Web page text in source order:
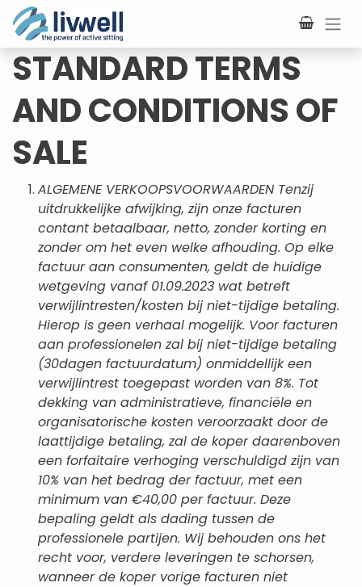
Overslaan naar inhoud
STANDARD TERMS
AND CONDITIONS OF
SALE
ALGEMENE VERKOOPSVOORWAARDEN Tenzij
uitdrukkelijke afwijking, zijn onze facturen
contant betaalbaar, netto, zonder korting en
zonder om het even welke afhouding. Op elke
factuur aan consumenten, geldt de huidige
wetgeving vanaf 01.09.2023 wat betreft
verwijlintresten/kosten bij niet-tijdige betaling.
Hierop is geen verhaal mogelijk. Voor facturen
aan professionelen zal bij niet-tijdige betaling
(30dagen factuurdatum) onmiddellijk een
verwijlintrest toegepast worden van 8%. Tot
dekking van administratieve, financiële en
organisatorische kosten veroorzaakt door de
laattijdige betaling, zal de koper daarenboven
een forfaitaire verhoging verschuldigd zijn van
10% van het bedrag der factuur, met een
minimum van €40,00 per factuur. Deze
bepaling geldt als dading tussen de
professionele partijen. Wij behouden ons het
recht voor, verdere leveringen te schorsen,
wanneer de koper vorige facturen niet